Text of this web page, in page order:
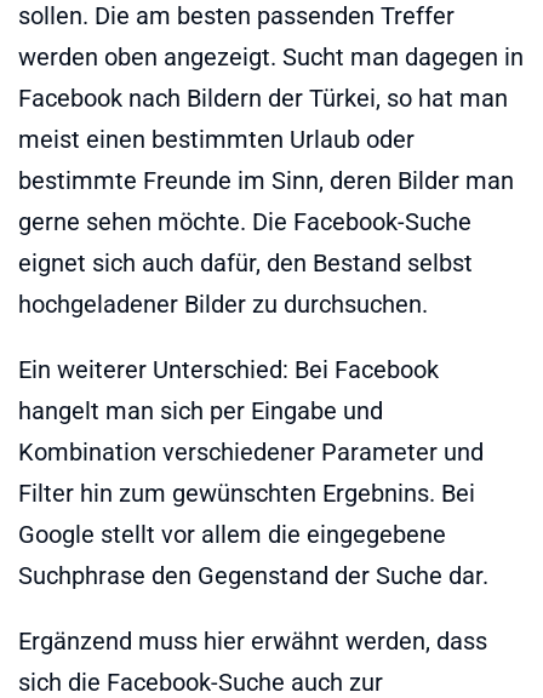
sollen. Die am besten passenden Treffer
werden oben angezeigt. Sucht man dagegen in
Facebook nach Bildern der Türkei, so hat man
meist einen bestimmten Urlaub oder
bestimmte Freunde im Sinn, deren Bilder man
gerne sehen möchte. Die Facebook-Suche
eignet sich auch dafür, den Bestand selbst
hochgeladener Bilder zu durchsuchen.
Ein weiterer Unterschied: Bei Facebook
hangelt man sich per Eingabe und
Kombination verschiedener Parameter und
Filter hin zum gewünschten Ergebnins. Bei
Google stellt vor allem die eingegebene
Suchphrase den Gegenstand der Suche dar.
Ergänzend muss hier erwähnt werden, dass
sich die Facebook-Suche auch zur